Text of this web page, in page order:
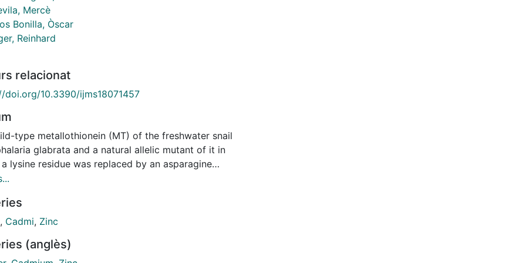
Mercè
Bonilla, Òscar
Reinhard
relacionat
doi.org/10.3390/ijms18071457
type metallothionein (MT) of the freshwater snail
glabrata and a natural allelic mutant of it in
lysine residue was replaced by an asparagine
were recombinantly expressed and analyzed for
applying spectroscopic and mass-spectrometric
In addition, the upregulation of the Biomphalaria
PCR. The two recombinant proteins revealed to
, Cadmi, Zinc
(anglès)